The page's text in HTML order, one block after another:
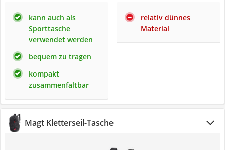
kann auch als
Sporttasche
verwendet werden
bequem zu tragen
kompakt
zusammenfaltbar
relativ dünnes
Material
Magt Kletterseil-Tasche